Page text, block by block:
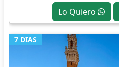
Lo Quiero
7 DIAS